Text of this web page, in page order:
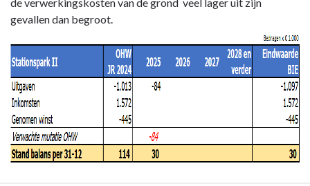
Stationspark
gevallen dan begroot.